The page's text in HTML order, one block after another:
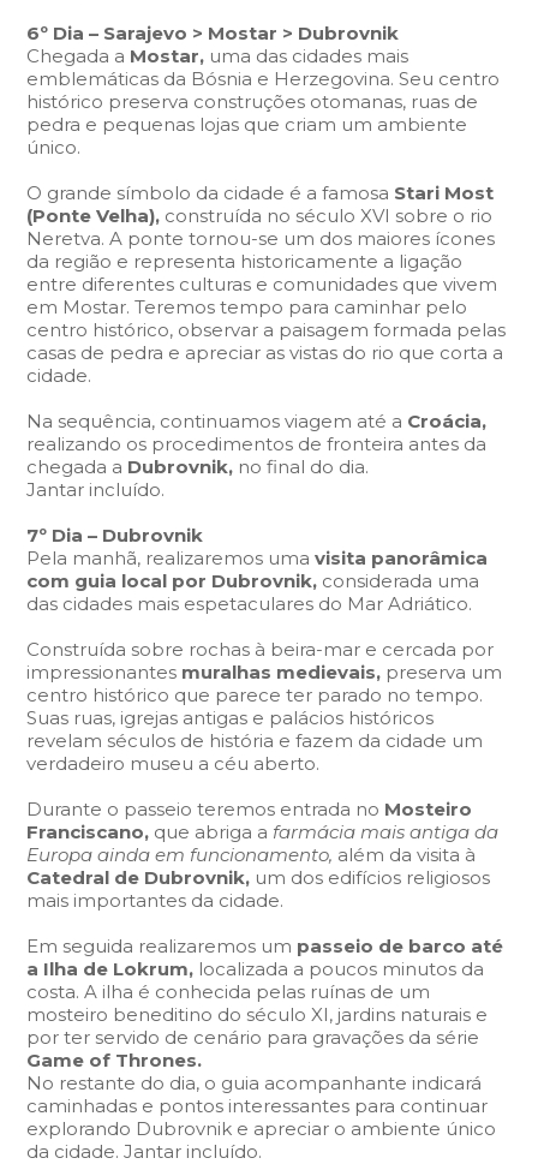
6º Dia – Sarajevo > Mostar > Dubrovnik
Chegada a Mostar, uma das cidades mais
emblemáticas da Bósnia e Herzegovina. Seu centro
histórico preserva construções otomanas, ruas de
pedra e pequenas lojas que criam um ambiente
único.
O grande símbolo da cidade é a famosa Stari Most
(Ponte Velha), construída no século XVI sobre o rio
Neretva. A ponte tornou-se um dos maiores ícones
da região e representa historicamente a ligação
entre diferentes culturas e comunidades que vivem
em Mostar. Teremos tempo para caminhar pelo
centro histórico, observar a paisagem formada pelas
casas de pedra e apreciar as vistas do rio que corta a
cidade.
Na sequência, continuamos viagem até a Croácia,
realizando os procedimentos de fronteira antes da
chegada a Dubrovnik, no final do dia.
Jantar incluído.
7º Dia – Dubrovnik
Pela manhã, realizaremos umavisita panorâmica
com guia local por Dubrovnik, considerada uma
das cidades mais espetaculares do Mar Adriático.
Construída sobre rochas à beira-mar e cercada por
impressionantes muralhas medievais, preserva um
centro histórico que parece ter parado no tempo.
Suas ruas, igrejas antigas e palácios históricos
revelam séculos de história e fazem da cidade um
verdadeiro museu a céu aberto.
Durante o passeio teremos entrada no Mosteiro
Franciscano, que abriga a farmácia mais antiga da
Europa ainda em funcionamento, além da visita à
Catedral de Dubrovnik, um dos edifícios religiosos
mais importantes da cidade.
Em seguida realizaremos um passeio de barco até
a Ilha de Lokrum, localizada a poucos minutos da
costa. A ilha é conhecida pelas ruínas de um
mosteiro beneditino do século XI, jardins naturais e
por ter servido de cenário para gravações da série
Game of Thrones.
No restante do dia, o guia acompanhante indicará
caminhadas e pontos interessantes para continuar
explorando Dubrovnik e apreciar o ambiente único
da cidade. Jantar incluído.